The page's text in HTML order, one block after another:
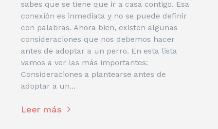
sabes que se tiene que ir a casa contigo. Esa
conexión es inmediata y no se puede definir
con palabras. Ahora bien, existen algunas
consideraciones que nos debemos hacer
antes de adoptar a un perro. En esta lista
vamos a ver las más importantes:
Consideraciones a plantearse antes de
adoptar a un...
Leer más